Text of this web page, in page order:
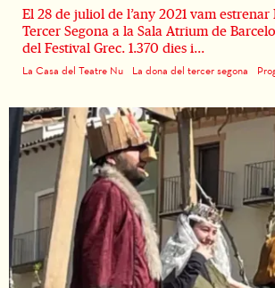
El 28 de juliol de l’any 2021 vam
Tercer Segona a la Sala Atrium de
del Festival Grec. 1.370 dies i...
La Casa del Teatre Nu La dona del tercer segona